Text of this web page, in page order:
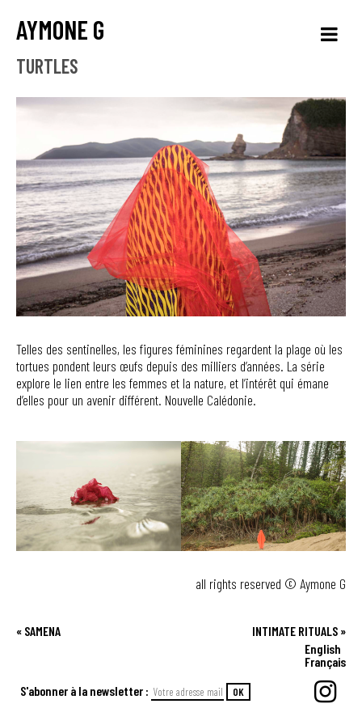
AYMONE G
TURTLES
Telles des sentinelles, les figures féminines regardent la plage où les
tortues pondent leurs œufs depuis des milliers d’années. La série
explore le lien entre les femmes et la nature, et l’intérêt qui émane
d’elles pour un avenir différent. Nouvelle Calédonie.
all rights reserved © Aymone G
« SAMENA INTIMATE RITUALS »
English
Français
S'abonner à la newsletter :